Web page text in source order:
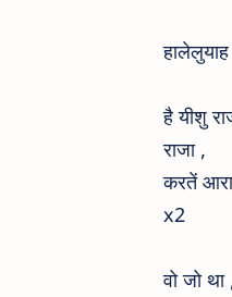
है यीशु
राजा ,
करतें
x2
वो जो